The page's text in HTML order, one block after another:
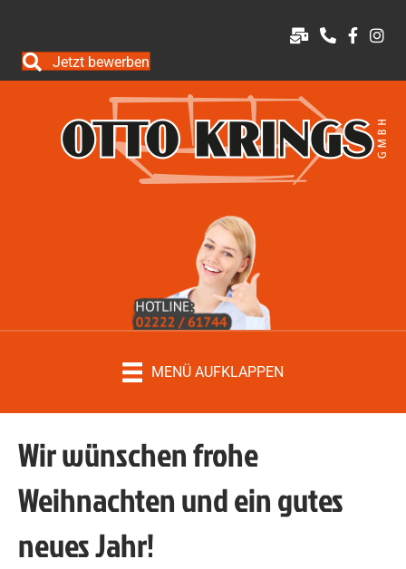
Jetzt bewerben
MENÜ AUFKLAPPEN
Wir wünschen frohe
Weihnachten und ein gutes
neues Jahr!